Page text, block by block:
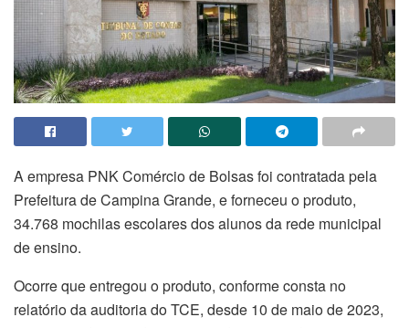
A empresa PNK Comércio de Bolsas foi contratada pela
Prefeitura de Campina Grande, e forneceu o produto,
34.768 mochilas escolares dos alunos da rede municipal
de ensino.
Ocorre que entregou o produto, conforme consta no
relatório da auditoria do TCE, desde 10 de maio de 2023,